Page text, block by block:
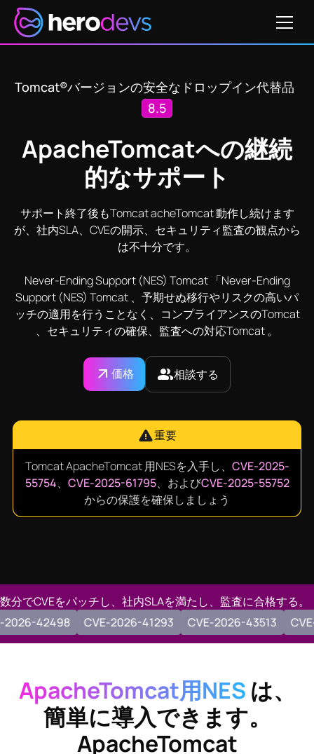
Tomcat®バージョンの安全なドロップイン代替品
8.5
ApacheTomcatへの継続
的なサポート
サポート終了後もTomcat acheTomcat 動作し続けます
が、社内SLA、CVEの開示、セキュリティ監査の観点から
は不十分です。
Never-Ending Support (NES) Tomcat 「Never-Ending
Support (NES) Tomcat 、予期せぬ移行やリスクの高いパ
ッチの適用を行うことなく、コンプライアンスのTomcat
、セキュリティの確保、監査への対応Tomcat 。
価格 相談する
重要
Tomcat ApacheTomcat 用NESを入手し、 CVE-2025-
55754、 CVE-2025-61795、およびCVE-2025-55752
からの保護を確保しましょう
数分でCVEをパッチし、社内SLAを満たし、監査に合格する。
CVE-2026-41284 CVE-2026-42498 CVE-2026-
価格
ApacheTomcat用NES は、
簡単に導入できます。
ApacheTomcat